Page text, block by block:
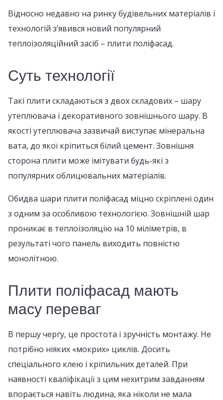
Відносно недавно на ринку будівельних матеріалів і
технологій з’явився новий популярний
теплоізоляційний засіб – плити поліфасад.
Суть технології
Такі плити складаються з двох складових – шару
утеплювача і декоративного зовнішнього шару. В
якості утеплювача зазвичай виступає мінеральна
вата, до якої кріпиться білий цемент. Зовнішня
сторона плити може імітувати будь-які з
популярних облицювальних матеріалів.
Обидва шари плити поліфасад міцно скріплені один
з одним за особливою технологією. Зовнішній шар
проникає в теплоізоляцію на 10 міліметрів, в
результаті чого панель виходить повністю
монолітною.
Плити поліфасад мають
масу переваг
В першу чергу, це простота і зручність монтажу. Не
потрібно ніяких «мокрих» циклів. Досить
спеціального клею і кріпильних деталей. При
наявності кваліфікації з цим нехитрим завданням
впорається навіть людина, яка ніколи не мала